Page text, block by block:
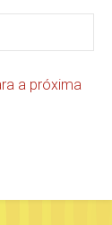
a próxima